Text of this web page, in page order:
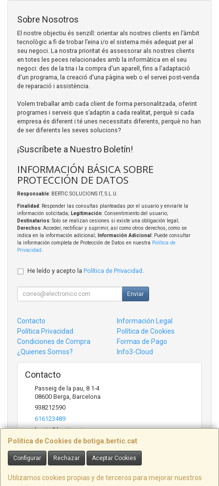
Política de Cookies de botiga.bertic.cat
Configurar Rechazar Aceptar Cookies
Utilizamos cookies propias y de terceros para mejorar nuestros
Sobre Nosotros
El nostre objectiu és senzill: orientar als nostres clients en l’àmbit
tecnològic a fi de trobar l’eina i/o el sistema més adequat per al
seu negoci. La nostra prioritat és assessorar als nostres clients
en totes les peces relacionades amb la informàtica en el seu
negoci: des de la tria i la compra d'un aparell, fins a l'adaptació
d'un programa, la creació d'una pàgina web o el servei post-venda
de reparació i assistència.
Volem treballar amb cada client de forma personalitzada, oferint
programes i serveis que s’adaptin a cada realitat, perquè si cada
empresa és diferent i té unes necessitats diferents, perquè no han
de ser diferents les seves solucions?
¡Suscríbete a Nuestro Boletín!
INFORMACIÓN BÁSICA SOBRE
PROTECCIÓN DE DATOS
Responsable: BERTIC SOLUCIONS IT, S.L.U.
Finalidad: Responder las consultas planteadas por el usuario y enviarle la
información solicitada; Legitimación: Consentimiento del usuario;
Destinatarios: Solo se realizan cesiones si existe una obligación legal;
Derechos: Acceder, rectificar y suprimir, así como otros derechos, como se
indica en la información adicional;
Información Adicional : Puede consultar
la información completa de Protección de Datos en nuestra Política de
Privacidad
He leído y acepto la Política de Privacidad
Enviar
Contacto
Información Legal
Política Privacidad
Política de Cookies
Condiciones de Compra
Formas de Pago
¿Quienes Somos?
Info3-Cloud
Contacto
Passeig de la pau, 8 1-4
08600 Berga Barcelona
938212590
616123489
bertic@bertic.cat
Horario
Lunes a Viernes (9h-14h | 15h-18h)